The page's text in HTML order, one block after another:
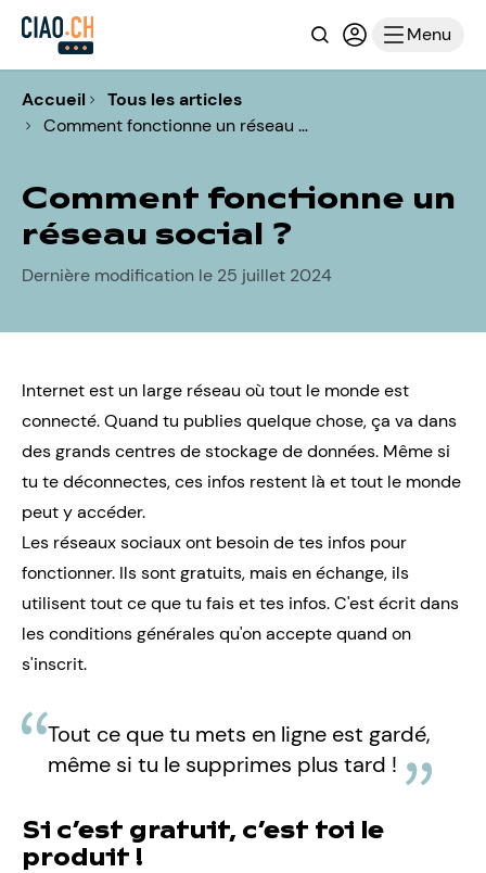
RechercheConnexion
Menu
Accueil
Tous les articles
Comment fonctionne un réseau …
Comment fonctionne un
réseau social ?
Dernière modification le 25 juillet 2024
Internet est un large réseau où tout le monde est
connecté. Quand tu publies quelque chose, ça va dans
des grands centres de stockage de données. Même si
tu te déconnectes, ces infos restent là et tout le monde
peut y accéder.
Les réseaux sociaux ont besoin de tes infos pour
fonctionner. Ils sont gratuits, mais en échange, ils
utilisent tout ce que tu fais et tes infos. C'est écrit dans
les conditions générales qu'on accepte quand on
s'inscrit.
Tout ce que tu mets en ligne est gardé,
même si tu le supprimes plus tard !
Si c’est gratuit, c’est toi le
produit !